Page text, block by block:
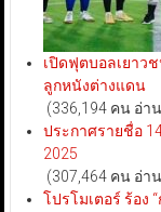
เปิดฟุตบอลเยาว
ลูกหนังต่างแดน
(336,194 คน อ่า
ประกาศรายชื่อ
2025
(307,464 คน อ่า
โปรโมเตอร์ ร้อง